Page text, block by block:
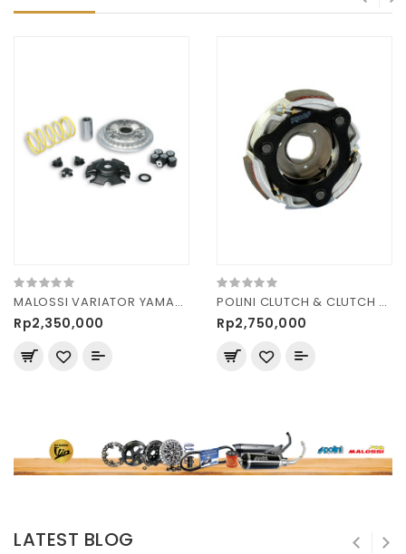
MALOSSI VARIATOR YAMAHA NMAX 155 4STR 5117099
Rp2,350,000
POLINI CLUTCH & CLUTCH BELL 3G EVO VESPA LX/S 125ie 3V
Rp2,750,000
LATEST BLOG